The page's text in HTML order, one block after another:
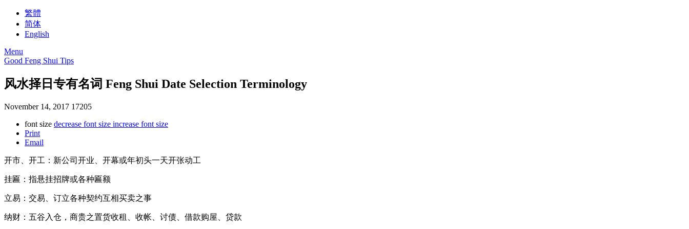
繁體
简体
English
Menu
Good Feng Shui Tips
风水择日专有名词 Feng Shui Date Selection Terminology
November 14, 2017 17205
font size decrease font size increase font size
Print
Email
开市、开工：新公司开业、开幕或年初头一天开张动工
挂匾：指悬挂招牌或各种匾额
立易：交易、订立各种契约互相买卖之事
纳财：五谷入仓，商贵之置货收租、收帐、讨债、借款购屋、贷款